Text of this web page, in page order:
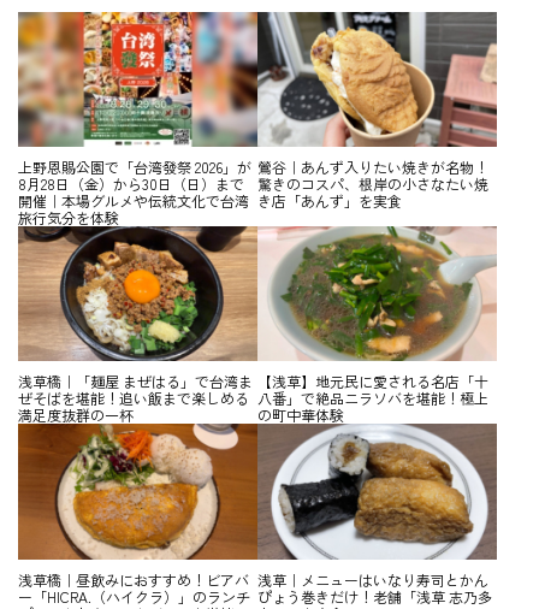
上野恩賜公園で「台湾發祭 2026」が
8月28日（金）から30日（日）まで
開催｜本場グルメや伝統文化で台湾
旅行気分を体験
鶯谷｜あんず入りたい焼きが名物！
驚きのコスパ、根岸の小さなたい焼
き店「あんず」を実食
浅草橋｜「麺屋 まぜはる」で台湾ま
ぜそばを堪能！追い飯まで楽しめる
満足度抜群の一杯
【浅草】地元民に愛される名店「十
八番」で絶品ニラソバを堪能！極上
の町中華体験
浅草橋｜昼飲みにおすすめ！ビアバ
ー「HICRA.（ハイクラ）」のランチ
浅草｜メニューはいなり寿司とかん
ぴょう巻きだけ！老舗「浅草 志乃多